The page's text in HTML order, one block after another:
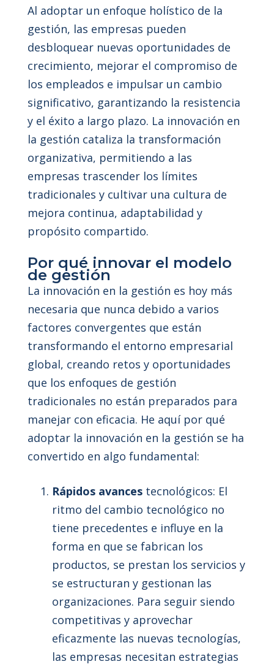
Al adoptar un enfoque holístico de la
gestión, las empresas pueden
desbloquear nuevas oportunidades de
crecimiento, mejorar el compromiso de
los empleados e impulsar un cambio
significativo, garantizando la resistencia
y el éxito a largo plazo. La innovación en
la gestión cataliza la transformación
organizativa, permitiendo a las
empresas trascender los límites
tradicionales y cultivar una cultura de
mejora continua, adaptabilidad y
propósito compartido.
Por qué innovar el modelo
de gestión
La innovación en la gestión es hoy más
necesaria que nunca debido a varios
factores convergentes que están
transformando el entorno empresarial
global, creando retos y oportunidades
que los enfoques de gestión
tradicionales no están preparados para
manejar con eficacia. He aquí por qué
adoptar la innovación en la gestión se ha
convertido en algo fundamental:
Rápidos avances tecnológicos: El
ritmo del cambio tecnológico no
tiene precedentes e influye en la
forma en que se fabrican los
productos, se prestan los servicios y
se estructuran y gestionan las
organizaciones. Para seguir siendo
competitivas y aprovechar
eficazmente las nuevas tecnologías,
las empresas necesitan estrategias